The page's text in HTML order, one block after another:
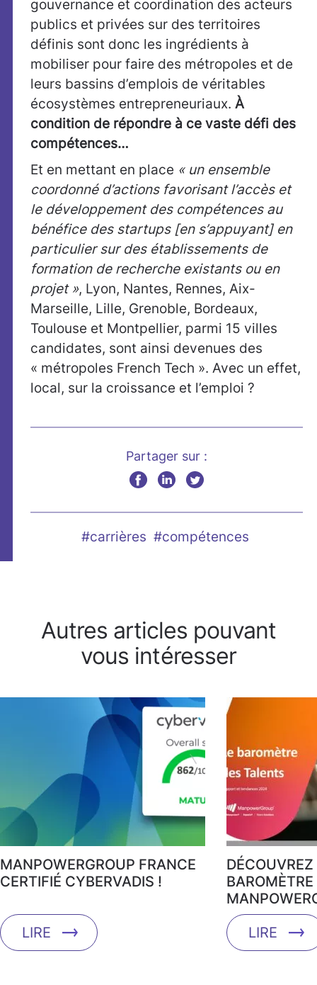
gouvernance et coordination des acteurs
publics et privées sur des territoires
définis sont donc les ingrédients à
mobiliser pour faire des métropoles et de
leurs bassins d’emplois de véritables
écosystèmes entrepreneuriaux. À
condition de répondre à ce vaste défi des
compétences…
Et en mettant en place « un ensemble
coordonné d’actions favorisant l’accès et
le développement des compétences au
bénéfice des startups [en s’appuyant] en
particulier sur des établissements de
formation de recherche existants ou en
projet », Lyon, Nantes, Rennes, Aix-
Marseille, Lille, Grenoble, Bordeaux,
Toulouse et Montpellier, parmi 15 villes
candidates, sont ainsi devenues des
« métropoles French Tech ». Avec un effet,
local, sur la croissance et l’emploi ?
Partager sur :
#carrières #compétences
Autres articles pouvant
vous intéresser
MANPOWERGROUP FRANCE
CERTIFIÉ CYBERVADIS !
LIRE
DÉCOUVREZ
LIRE